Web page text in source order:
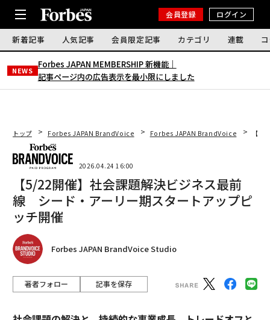
会員登録 ログイン
新着記事 人気記事 会員限定記事 カテゴリ 連載
NEWS
Forbes JAPAN MEMBERSHIP 新機能｜
記事ページ内の広告表示を最小限にしました
トップ Forbes JAPAN BrandVoice Forbes JAPAN BrandVoice 【5/
2026.04.24 16:00
【5/22開催】社会課題解決ビジネス最前
線 シード・アーリー期スタートアップピ
ッチ開催
Forbes JAPAN BrandVoice Studio
著者フォロー 記事を保存